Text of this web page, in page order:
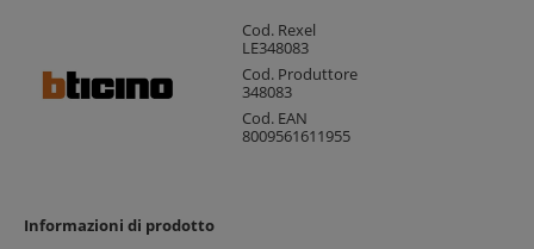
Cod. Rexel
LE348083
Cod. Produttore
348083
Cod. EAN
8009561611955
Informazioni di prodotto